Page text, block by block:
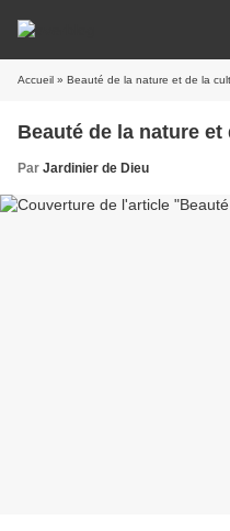
Accueil » Beauté de la nature et de la
Beauté de la nature
Par Jardinier de Dieu